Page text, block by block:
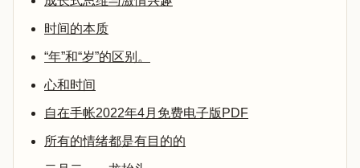
时间的本质
“年”和“岁”的区别。
心和时间
自在手帐2022年4月免费电子版PDF
所有的情绪都是有目的的